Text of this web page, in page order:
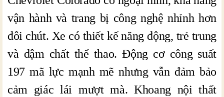
vận hành và trang bị công nghệ nhỉnh hơn
đôi chút. Xe có thiết kế năng động, trẻ trung
và đậm chất thể thao. Động cơ công suất
197 mã lực mạnh mẽ nhưng vẫn đảm bảo
cảm giác lái mượt mà. Khoang nội thất